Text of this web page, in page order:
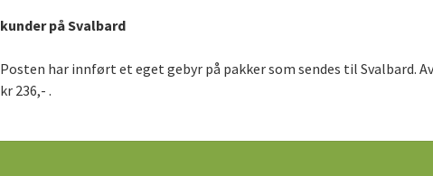
kunder på Svalbard
Posten har innført et eget gebyr på pakker som sendes til Svalbard.
kr 236,- .